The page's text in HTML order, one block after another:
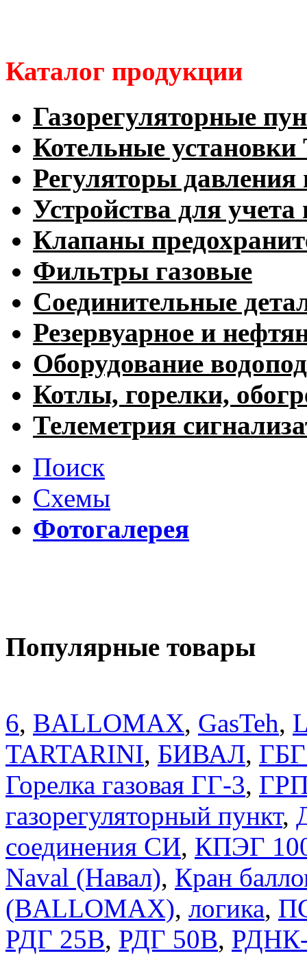
Каталог продукции
Газорегуляторные
Котельные
Регуляторы давления
Устройства для учета
Клапаны
Фильтры газовые
Соединительные
Резервуарное и
Оборудование
Котлы, горелки,
Телеметрия
Поиск
Схемы
Фотогалерея
Популярные товары
6, BALLOMAX, GasTeh,
TARTARINI, БИВАЛ,
Горелка газовая ГГ-3,
газорегуляторный пункт,
соединения СИ, КПЭГ
Naval (Навал), Кран
(BALLOMAX), логика,
РДГ 25В, РДГ 50В,